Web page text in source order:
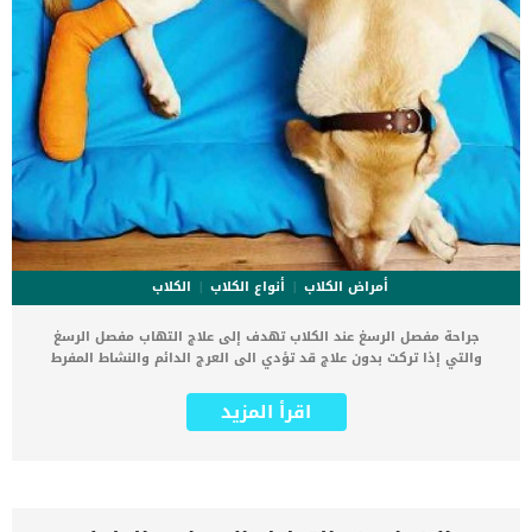
أمراض الكلاب أنواع الكلاب
الكلاب
جراحة مفصل الرسغ عند الكلاب تهدف إلى علاج التهاب مفصل الرسغ
والتي إذا تركت بدون علاج قد تؤدي الى العرج الدائم والنشاط المفرط
ولكن لا تقلق بشأن ذلك فالكلاب لديها قدرة كبيرة جدا على التكيف مع
العاهات الجسدية. التهابات مفصل الرسغ مؤلمة جدا وتسبب انزعاج شديد
اقرأ المزيد